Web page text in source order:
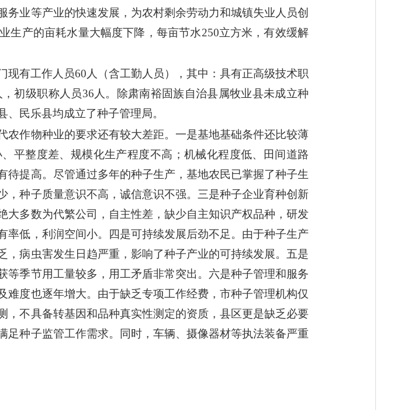
业等产业的快速发展，为农村剩余劳动力和城镇失业人员创
生产的亩耗水量大幅度下降，每亩节水250立方米，有效缓解
现有工作人员60人（含工勤人员），其中：具有正高级技术职
初级职称人员36人。除肃南裕固族自治县属牧业县未成立种
民乐县均成立了种子管理局。
农作物种业的要求还有较大差距。一是基地基础条件还比较薄
平整度差、规模化生产程度不高；机械化程度低、田间道路
提高。尽管通过多年的种子生产，基地农民已掌握了种子生
，种子质量意识不高，诚信意识不强。三是种子企业育种创新
多数为代繁公司，自主性差，缺少自主知识产权品种，研发
低，利润空间小。四是可持续发展后劲不足。由于种子生产
病虫害发生日趋严重，影响了种子产业的可持续发展。五是
季节用工量较多，用工矛盾非常突出。六是种子管理和服务
度也逐年增大。由于缺乏专项工作经费，市种子管理机构仅
不具备转基因和品种真实性测定的资质，县区更是缺乏必要
种子监管工作需求。同时，车辆、摄像器材等执法装备严重